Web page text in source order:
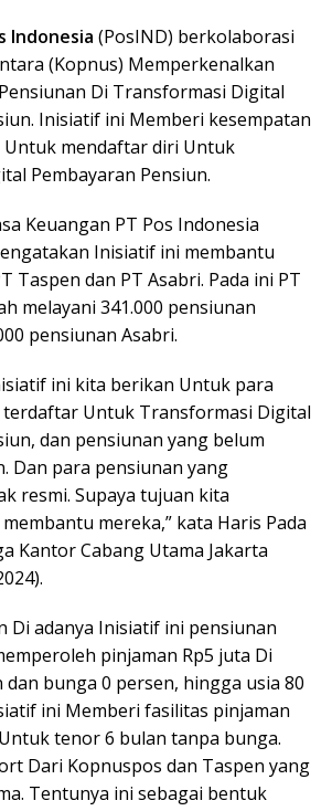
Indonesia (PosIND) berkolaborasi
(Kopnus) Memperkenalkan
Di Transformasi Digital
Inisiatif ini Memberi kesempatan
Untuk mendaftar diri Untuk
Pembayaran Pensiun.
Keuangan PT Pos Indonesia
Inisiatif ini membantu
Taspen dan PT Asabri. Pada ini PT
melayani 341.000 pensiunan
pensiunan Asabri.
ini kita berikan Untuk para
Untuk Transformasi Digital
dan pensiunan yang belum
Dan para pensiunan yang
resmi. Supaya tujuan kita
mereka,” kata Haris Pada
Kantor Cabang Utama Jakarta
Di adanya Inisiatif ini pensiunan
pinjaman Rp5 juta Di
bunga 0 persen, hingga usia 80
ini Memberi fasilitas pinjaman
tenor 6 bulan tanpa bunga.
Dari Kopnuspos dan Taspen yang
Tentunya ini sebagai bentuk